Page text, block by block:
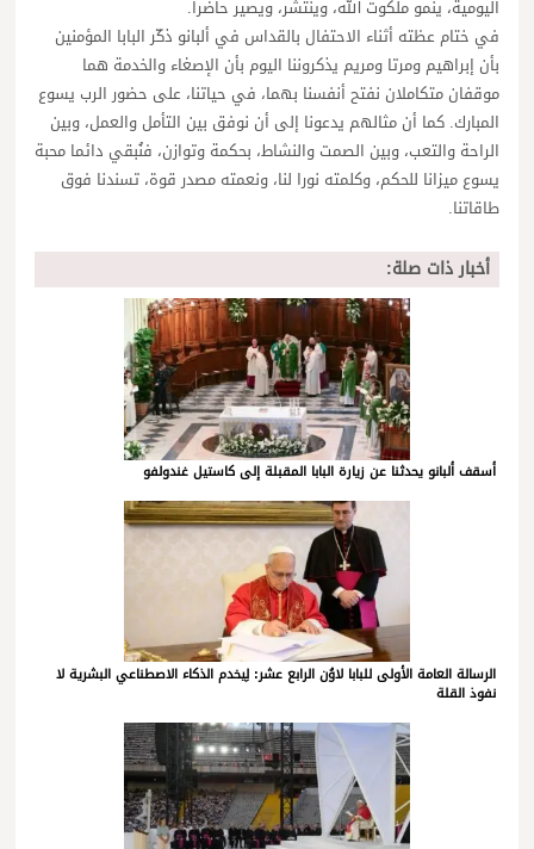
اليومية، ينمو ملكوت الله، وينتشر، ويصير حاضرا.
في ختام عظته أثناء الاحتفال بالقداس في ألبانو ذكّر البابا المؤمنين
بأن إبراهيم ومرتا ومريم يذكروننا اليوم بأن الإصغاء والخدمة هما
موقفان متكاملان نفتح أنفسنا بهما، في حياتنا، على حضور الرب يسوع
المبارك. كما أن مثالهم يدعونا إلى أن نوفق بين التأمل والعمل، وبين
الراحة والتعب، وبين الصمت والنشاط، بحكمة وتوازن، فنُبقي دائما محبة
يسوع ميزانا للحكم، وكلمته نورا لنا، ونعمته مصدر قوة، تسندنا فوق
طاقاتنا.
أخبار ذات صلة:
أسقف ألبانو يحدثنا عن زيارة البابا المقبلة إلى كاستيل غندولفو
الرسالة العامة الأولى للبابا لاوُن الرابع عشر: لِيخدم الذكاء الاصطناعي البشرية لا
نفوذ القلة